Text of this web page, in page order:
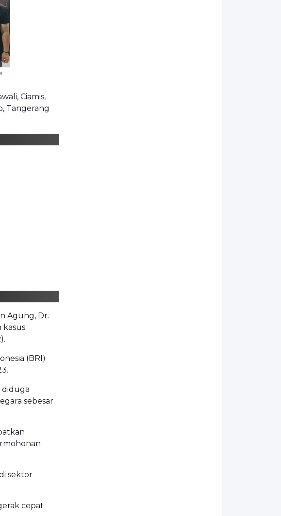
Ciamis,
Tangerang
Agung, Dr.
kasus
(BRI)
diduga
sebesar
sektor
cepat